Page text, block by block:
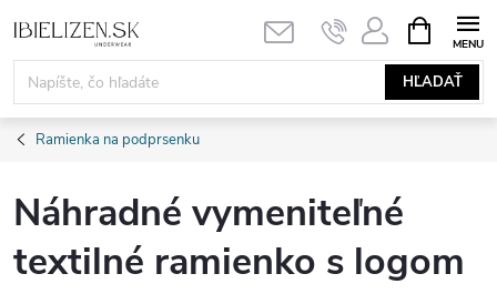
na
obsah
HĽADAŤ
KOŠÍK
Ramienka na podprsenku
Náhradné vymeniteľné
textilné ramienko s logom